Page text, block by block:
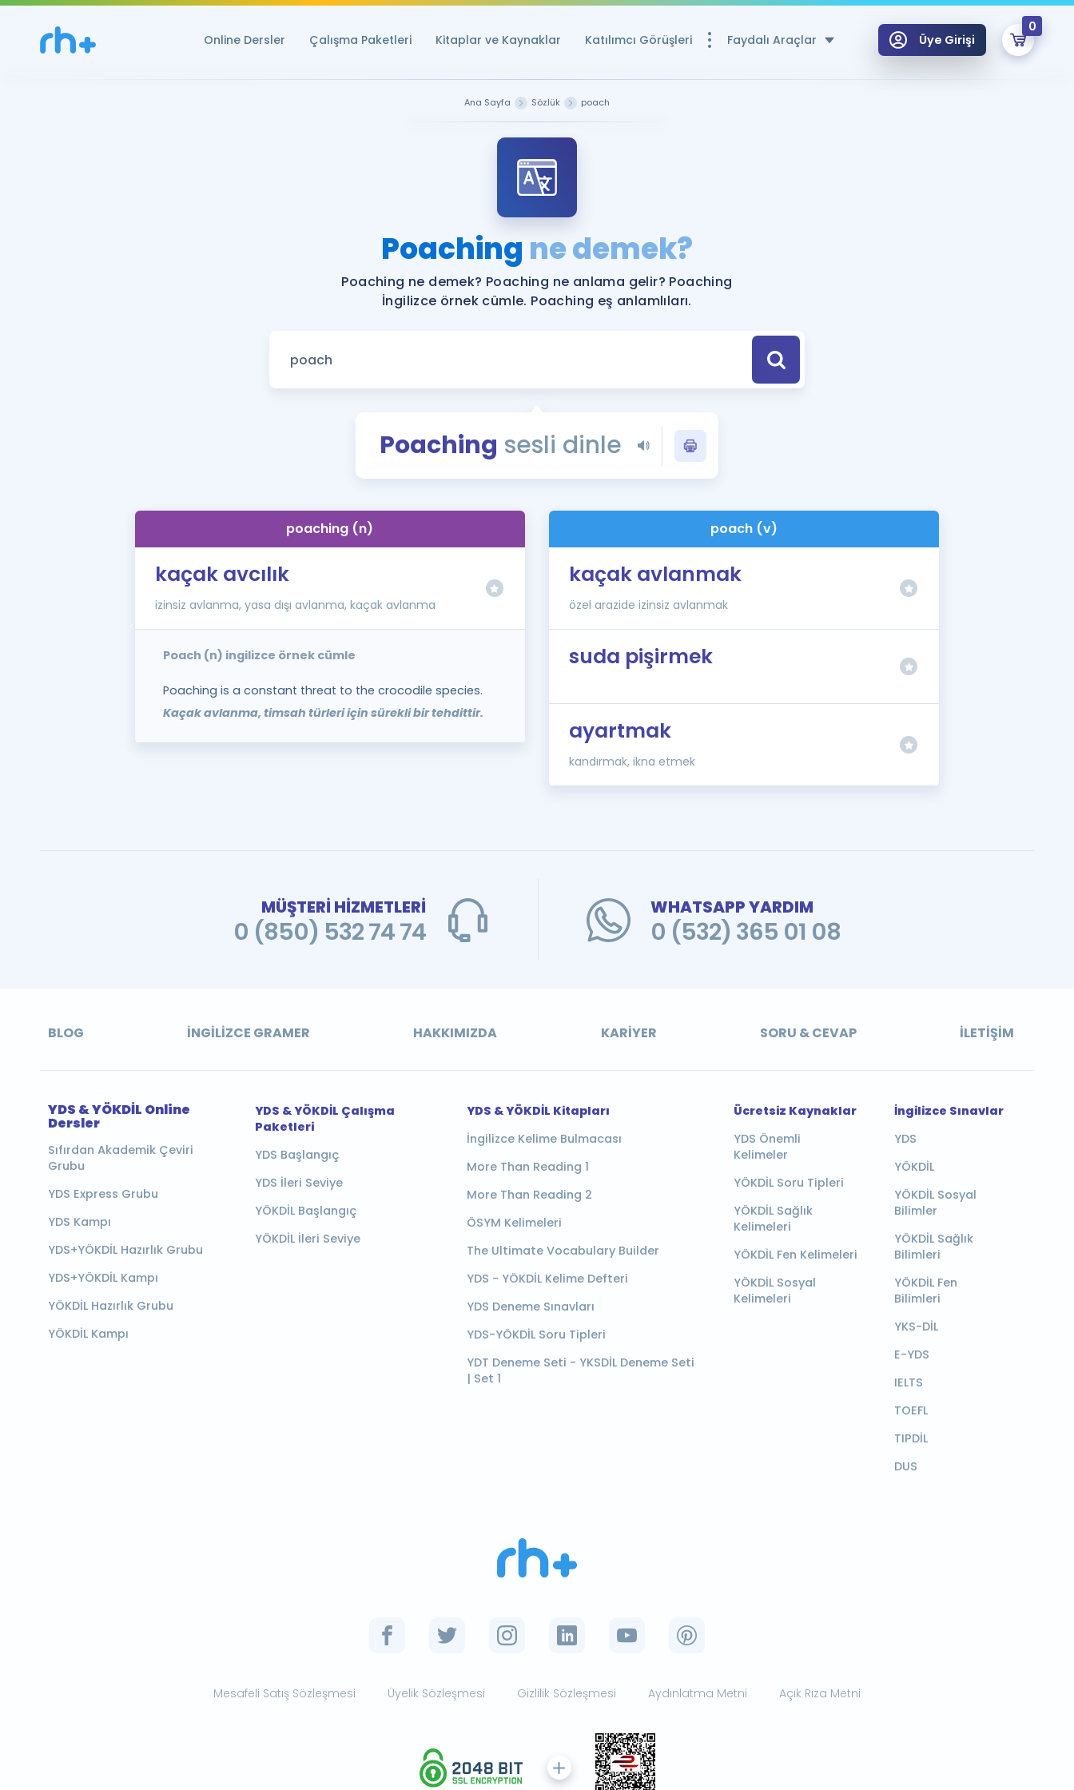
Online Dersler Çalışma Paketleri Kitaplar ve Kaynaklar Katılımcı Görüşleri Faydalı Araçlar
YDS ve YÖKDİL Puan Hesaplama Aracı
YDS ve YÖKDİL'e Hazırlananlar için Öneriler
Tüm ÖSYM Sınavları Tek Takvimde
YDS - YÖKDİL Tüm Sınavlarla İlgili Haberler
İngilizce Gramer
Üye Girişi
0
Remzi Hoca ile seni sınava hazırlayacak onlarca eğitim seni bekliyor!
Ana Sayfa Sözlük poach
Poaching ne demek?
Poaching ne demek? Poaching ne anlama gelir? Poaching
İngilizce örnek cümle. Poaching eş anlamlıları.
Poaching sesli dinle
poaching (n)
kaçak avcılık
izinsiz avlanma, yasa dışı avlanma, kaçak avlanma
Poach (n) ingilizce örnek cümle
Poaching is a constant threat to the crocodile species.
Kaçak avlanma, timsah türleri için sürekli bir tehdittir.
poach (v)
kaçak avlanmak
özel arazide izinsiz avlanmak
suda pişirmek
ayartmak
kandırmak, ikna etmek
MÜŞTERİ HİZMETLERİ
0 (850) 532 74 74
WHATSAPP YARDIM
0 (532) 365 01 08
BLOG İNGILIZCE GRAMER HAKKIMIZDA KARIYER SORU & CEVAP İLETIŞIM
YDS & YÖKDİL Online
Dersler
Sıfırdan Akademik Çeviri
Grubu
YDS Express Grubu
YDS Kampı
YDS+YÖKDİL Hazırlık Grubu
YDS+YÖKDİL Kampı
YÖKDİL Hazırlık Grubu
YÖKDİL Kampı
YDS & YÖKDİL Çalışma
Paketleri
YDS Başlangıç
YDS İleri Seviye
YÖKDİL Başlangıç
YÖKDİL İleri Seviye
YDS & YÖKDİL Kitapları
İngilizce Kelime Bulmacası
More Than Reading 1
More Than Reading 2
ÖSYM Kelimeleri
The Ultimate Vocabulary Builder
YDS - YÖKDİL Kelime Defteri
YDS Deneme Sınavları
YDS-YÖKDİL Soru Tipleri
YDT Deneme Seti - YKSDİL Deneme Seti
| Set 1
Ücretsiz Kaynaklar
YDS Önemli
Kelimeler
YÖKDİL Soru Tipleri
YÖKDİL Sağlık
Kelimeleri
YÖKDİL Fen Kelimeleri
YÖKDİL Sosyal
Kelimeleri
İngilizce Sınavlar
YDS
YÖKDİL
YÖKDİL Sosyal
Bilimler
YÖKDİL Sağlık
Bilimleri
YÖKDİL Fen
Bilimleri
YKS-DİL
E-YDS
IELTS
TOEFL
TIPDİL
DUS
Mesafeli Satış Sözleşmesi Üyelik Sözleşmesi Gizlilik Sözleşmesi Aydınlatma Metni Açık Rıza Metni